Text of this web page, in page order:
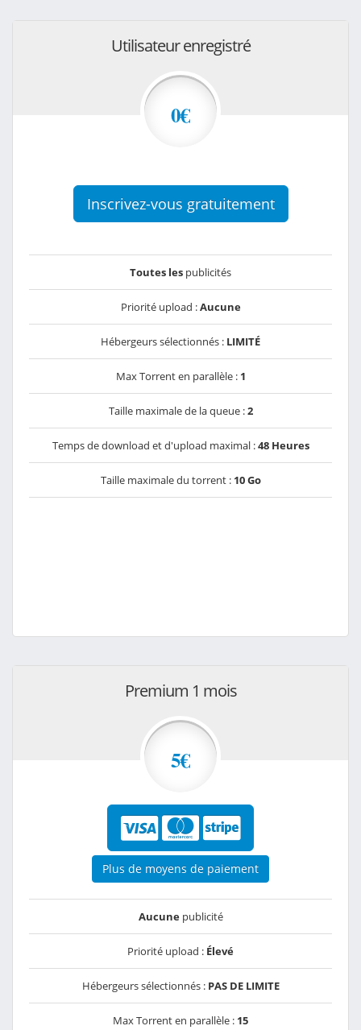
Utilisateur enregistré
0€
Inscrivez-vous gratuitement
Toutes les publicités
Priorité upload :Aucune
Hébergeurs sélectionnés : LIMITÉ
Max Torrent en parallèle : 1
Taille maximale de la queue :2
Temps de download et d'upload maximal :48 Heures
Taille maximale du torrent : 10 Go
Premium 1 mois
5€
Plus de moyens de paiement
Aucunepublicité
Priorité upload : Élevé
Hébergeurs sélectionnés : PAS DE LIMITE
Max Torrent en parallèle : 15